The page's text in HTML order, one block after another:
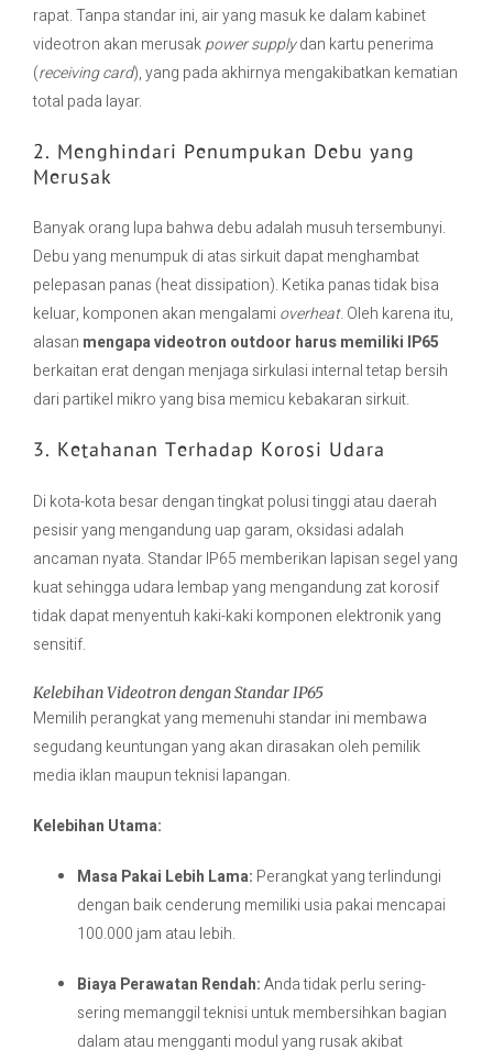
rapat. Tanpa standar ini, air yang masuk ke dalam kabinet
videotron akan merusakpower supplydan kartu penerima
(receiving card), yang pada akhirnya mengakibatkan kematian
total pada layar.
2. Menghindari Penumpukan Debu yang
Merusak
Banyak orang lupa bahwa debu adalah musuh tersembunyi.
Debu yang menumpuk di atas sirkuit dapat menghambat
pelepasan panas (heat dissipation). Ketika panas tidak bisa
keluar, komponen akan mengalami overheat. Oleh karena itu,
alasan mengapa videotron outdoor harus memiliki IP65
berkaitan erat dengan menjaga sirkulasi internal tetap bersih
dari partikel mikro yang bisa memicu kebakaran sirkuit.
3. Ketahanan Terhadap Korosi Udara
Di kota-kota besar dengan tingkat polusi tinggi atau daerah
pesisir yang mengandung uap garam, oksidasi adalah
ancaman nyata. Standar IP65 memberikan lapisan segel yang
kuat sehingga udara lembap yang mengandung zat korosif
tidak dapat menyentuh kaki-kaki komponen elektronik yang
sensitif.
Kelebihan Videotron dengan Standar IP65
Memilih perangkat yang memenuhi standar ini membawa
segudang keuntungan yang akan dirasakan oleh pemilik
media iklan maupun teknisi lapangan.
Kelebihan Utama:
Masa Pakai Lebih Lama: Perangkat yang terlindungi
dengan baik cenderung memiliki usia pakai mencapai
100.000 jam atau lebih.
Biaya Perawatan Rendah:Anda tidak perlu sering-
sering memanggil teknisi untuk membersihkan bagian
dalam atau mengganti modul yang rusak akibat